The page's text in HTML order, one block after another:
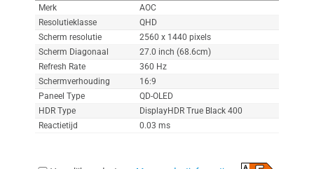
Merk
AOC
Resolutieklasse
QHD
Scherm resolutie
2560 x 1440 pixels
Scherm Diagonaal
27.0 inch (68.6cm)
Refresh Rate
360 Hz
Schermverhouding
16:9
Paneel Type
QD-OLED
HDR Type
DisplayHDR True Black 400
Reactietijd
0.03 ms